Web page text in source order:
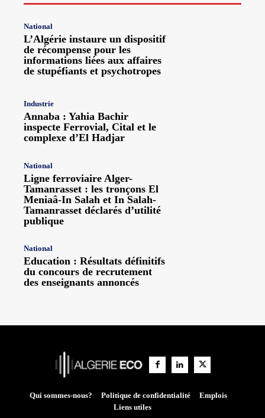
National
L’Algérie instaure un dispositif
de récompense pour les
informations liées aux affaires
de stupéfiants et psychotropes
Industrie
Annaba : Yahia Bachir
inspecte Ferrovial, Cital et le
complexe d’El Hadjar
National
Ligne ferroviaire Alger-
Tamanrasset : les tronçons El
Meniaâ-In Salah et In Salah-
Tamanrasset déclarés d’utilité
publique
National
Education : Résultats définitifs
du concours de recrutement
des enseignants annoncés
Qui sommes-nous? Politique de confidentialité
Emplois
Liens utiles